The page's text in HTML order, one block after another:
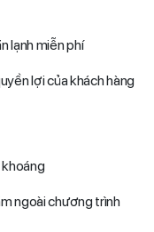
lạnh miễn phí
lợi của khách hàng
ngoài chương trình